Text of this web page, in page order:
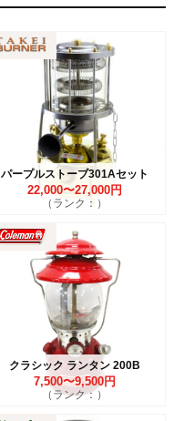
パープルストーブ301Aセット
22,000〜27,000円
（ランク：）
クラシック ランタン 200B
7,500〜9,500円
（ランク：）